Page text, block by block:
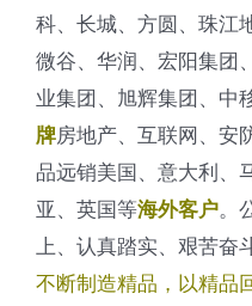
科、长城、方圆、珠江
微谷、华润、宏阳集团
业集团、旭辉集团、中
牌房地产、互联网、安
品远销美国、意大利、
亚、英国等海外客户。
上、认真踏实、艰苦奋
不断制造精品，以精品